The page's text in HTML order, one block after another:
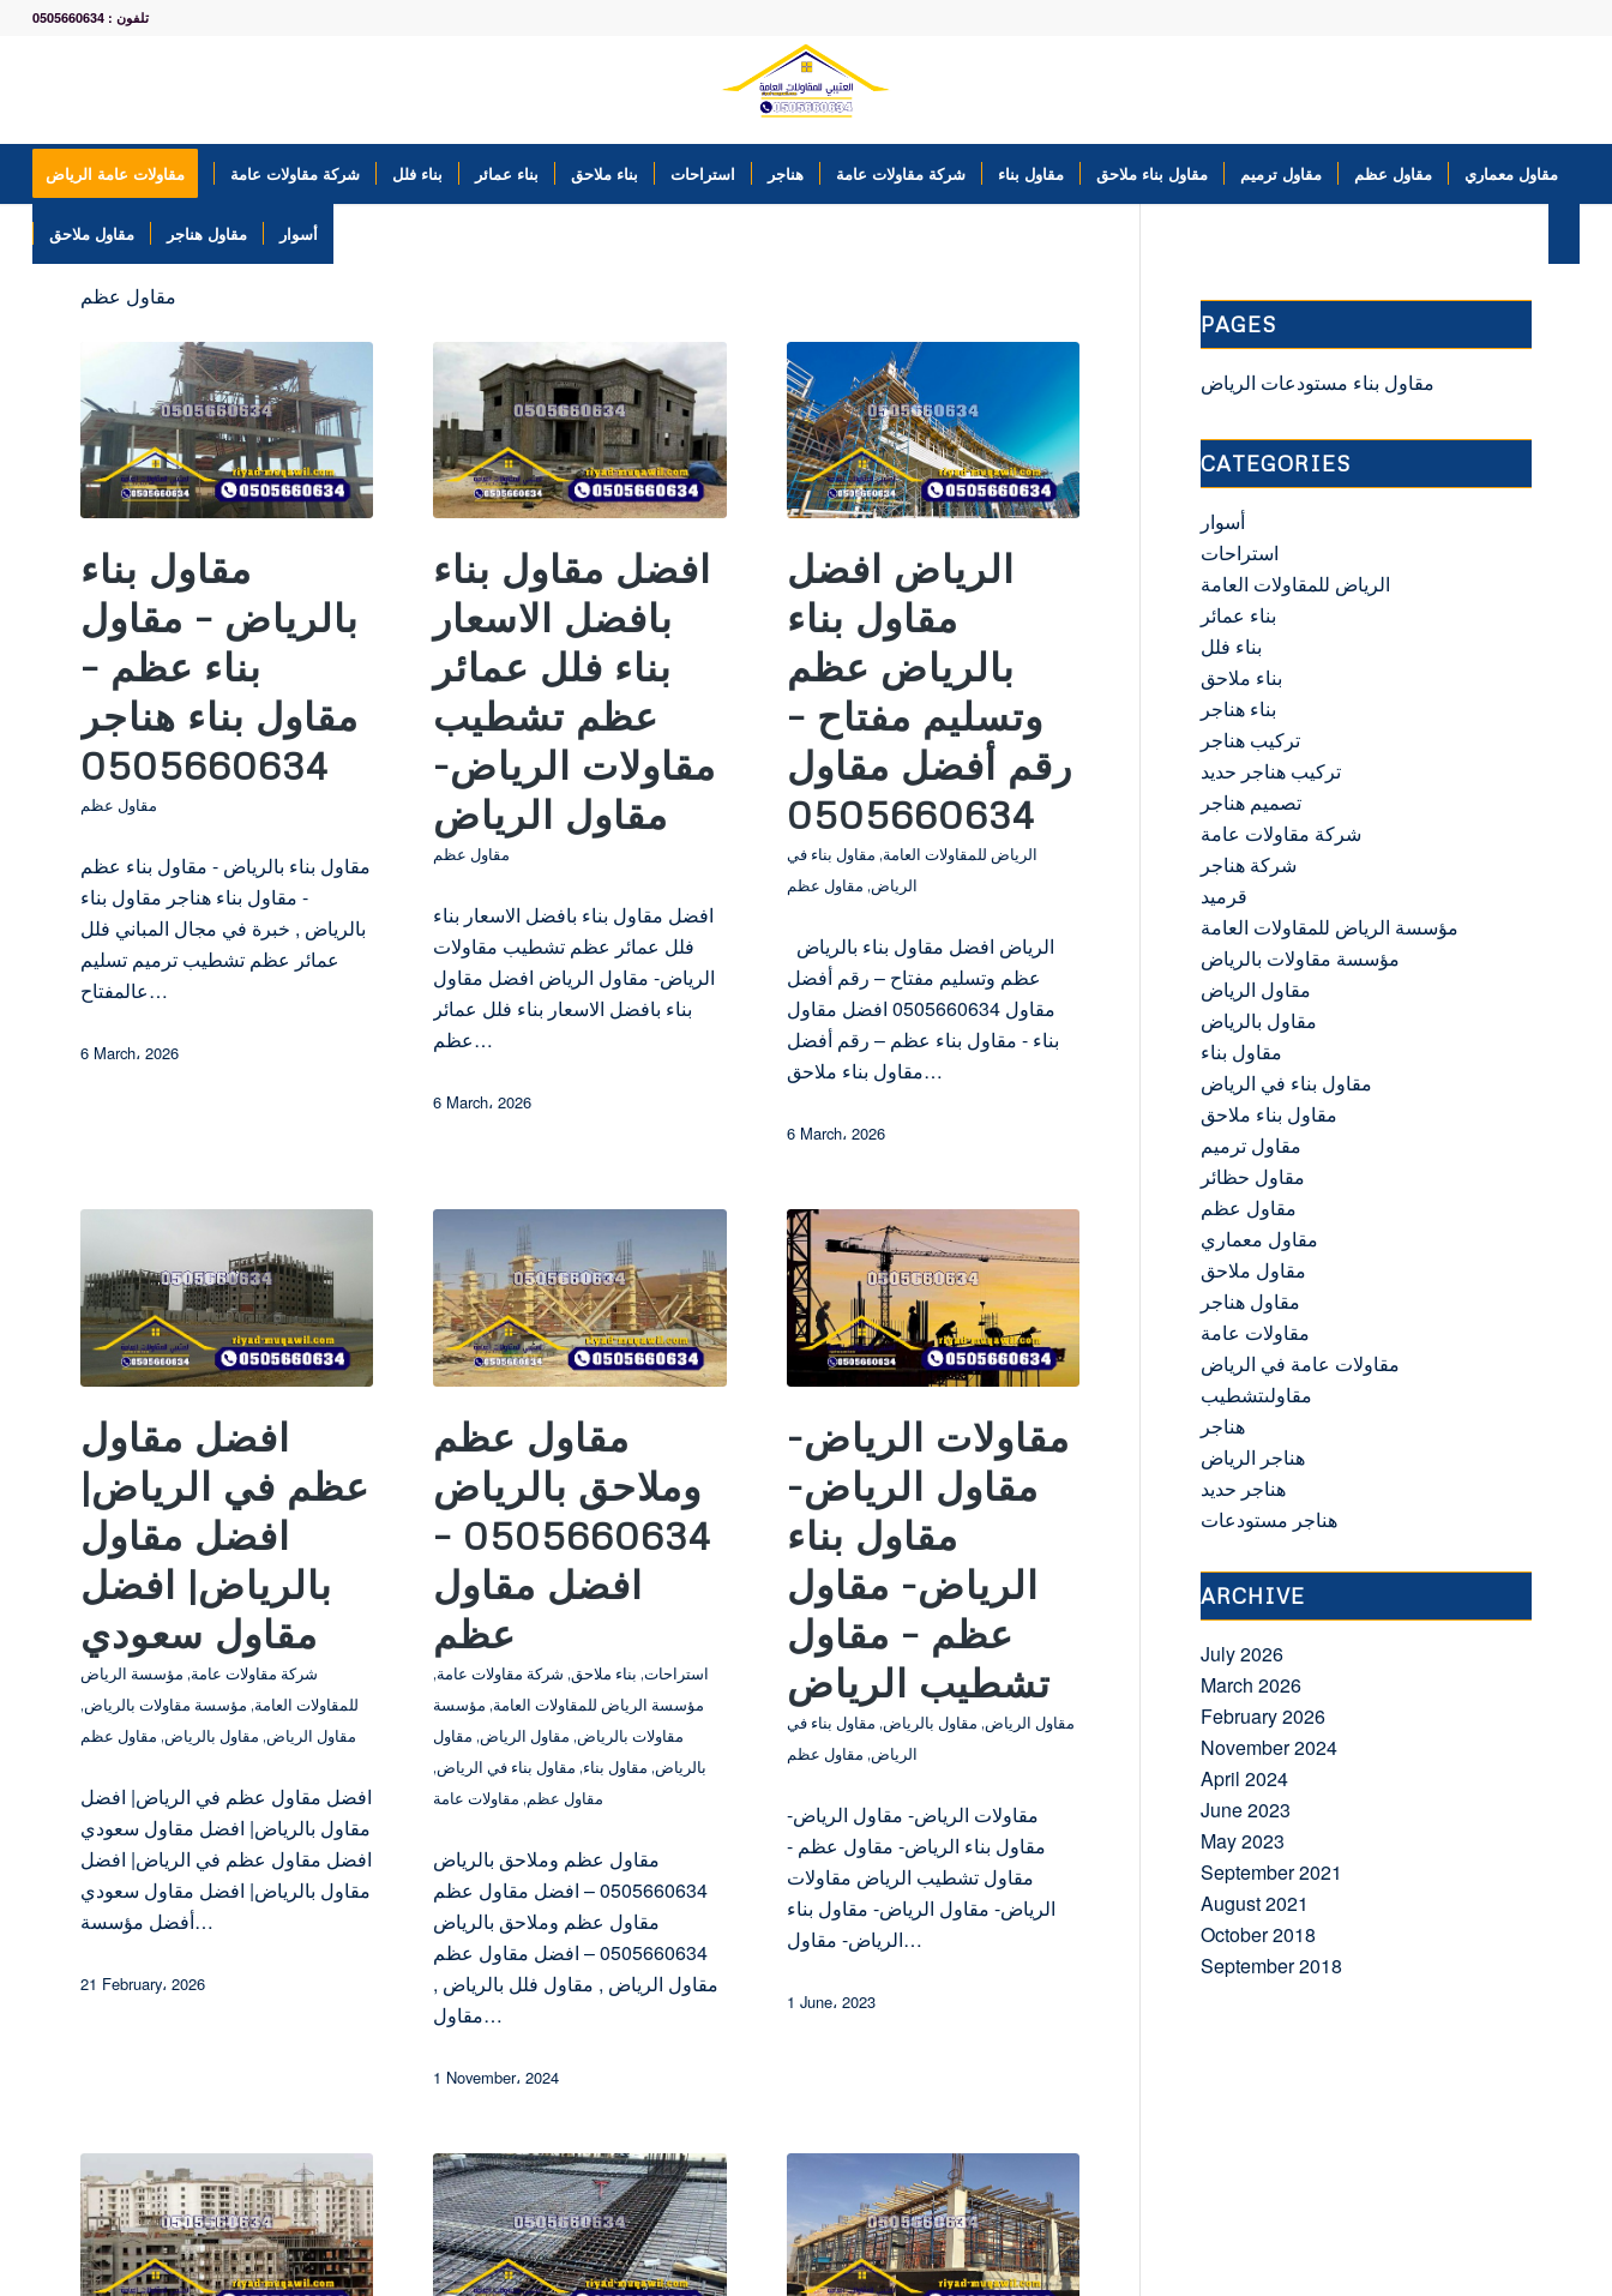
تلفون : 0505660634
مقاولات عامة الرياض شركة مقاولات عامة بناء فلل بناء عمائر بناء ملاحق استراحات هناجر شركة مقاولات عامة مقاول بناء مقاول بناء ملاحق مقاول ترميم مقاول عظم مقاول معماري
مقاول ملاحق مقاول هناجر أسوار
مقاول عظم
مقاول بناء
بالرياض – مقاول
بناء عظم –
مقاول بناء هناجر
0505660634
مقاول عظم
مقاول بناء بالرياض - مقاول بناء عظم
- مقاول بناء هناجر مقاول بناء
بالرياض , خبرة في مجال المباني فلل
عمائر عظم تشطيب ترميم تسليم
عالمفتاح…
6 March، 2026
افضل مقاول بناء
بافضل الاسعار
بناء فلل عمائر
عظم تشطيب
مقاولات الرياض-
مقاول الرياض
مقاول عظم
افضل مقاول بناء بافضل الاسعار بناء
فلل عمائر عظم تشطيب مقاولات
الرياض- مقاول الرياض افضل مقاول
بناء بافضل الاسعار بناء فلل عمائر
عظم…
6 March، 2026
الرياض افضل
مقاول بناء
بالرياض عظم
وتسليم مفتاح –
رقم أفضل مقاول
0505660634
الرياض للمقاولات العامة, مقاول بناء في
الرياض, مقاول عظم
عظم وتسليم مفتاح – رقم أفضل
مقاول 0505660634 افضل مقاول
بناء - مقاول بناء عظم – رقم أفضل
مقاول بناء ملاحق…
6 March، 2026
افضل مقاول
عظم في الرياض|
افضل مقاول
بالرياض| افضل
مقاول سعودي
شركة مقاولات عامة, مؤسسة الرياض
للمقاولات العامة, مؤسسة مقاولات بالرياض,
مقاول الرياض, مقاول بالرياض, مقاول عظم
افضل مقاول عظم في الرياض| افضل
مقاول بالرياض| افضل مقاول سعودي
افضل مقاول عظم في الرياض| افضل
مقاول بالرياض| افضل مقاول سعودي
أفضل مؤسسة…
21 February، 2026
مقاول عظم
وملاحق بالرياض
0505660634 –
افضل مقاول
عظم
استراحات, بناء ملاحق, شركة مقاولات عامة,
مؤسسة الرياض للمقاولات العامة, مؤسسة
مقاولات بالرياض, مقاول الرياض, مقاول
بالرياض, مقاول بناء, مقاول بناء في الرياض,
مقاول عظم, مقاولات عامة
مقاول عظم وملاحق بالرياض
0505660634 – افضل مقاول عظم
مقاول عظم وملاحق بالرياض
0505660634 – افضل مقاول عظم
مقاول الرياض , مقاول فلل بالرياض ,
مقاول…
1 November، 2024
مقاولات الرياض-
مقاول الرياض-
مقاول بناء
الرياض- مقاول
عظم – مقاول
تشطيب الرياض
مقاول الرياض, مقاول بالرياض, مقاول بناء في
الرياض, مقاول عظم
مقاولات الرياض- مقاول الرياض-
مقاول بناء الرياض- مقاول عظم -
مقاول تشطيب الرياض مقاولات
الرياض- مقاول الرياض- مقاول بناء
الرياض- مقاول…
1 June، 2023
PAGES
مقاول بناء مستودعات الرياض
CATEGORIES
أسوار
استراحات
الرياض للمقاولات العامة
بناء عمائر
بناء فلل
بناء ملاحق
بناء هناجر
تركيب هناجر
تركيب هناجر حديد
تصميم هناجر
شركة مقاولات عامة
شركة هناجر
قرميد
مؤسسة الرياض للمقاولات العامة
مؤسسة مقاولات بالرياض
مقاول الرياض
مقاول بالرياض
مقاول بناء
مقاول بناء في الرياض
مقاول بناء ملاحق
مقاول ترميم
مقاول حظائر
مقاول عظم
مقاول معماري
مقاول ملاحق
مقاول هناجر
مقاولات عامة
مقاولات عامة في الرياض
مقاولىتشطيب
هناجر
هناجر الرياض
هناجر حديد
هناجر مستودعات
ARCHIVE
July 2026
March 2026
February 2026
November 2024
April 2024
June 2023
May 2023
September 2021
August 2021
October 2018
September 2018